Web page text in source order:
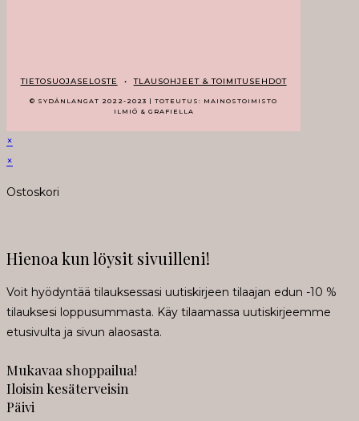
TIETOSUOJASELOSTE •TLAUSOHJEET & TOIMITUSEHDOT
© SYDÄNLANGAT 2022-2023 | TOTEUTUS: MAINOSTOIMISTO
ILMIÖ & GRAFIELLA
×
×
Ostoskori
Hienoa kun löysit sivuilleni!
Voit hyödyntää tilauksessasi uutiskirjeen tilaajan edun -10 %
tilauksesi loppusummasta. Käy tilaamassa uutiskirjeemme
etusivulta ja sivun alaosasta.
Mukavaa shoppailua!
Iloisin kesäterveisin
Päivi